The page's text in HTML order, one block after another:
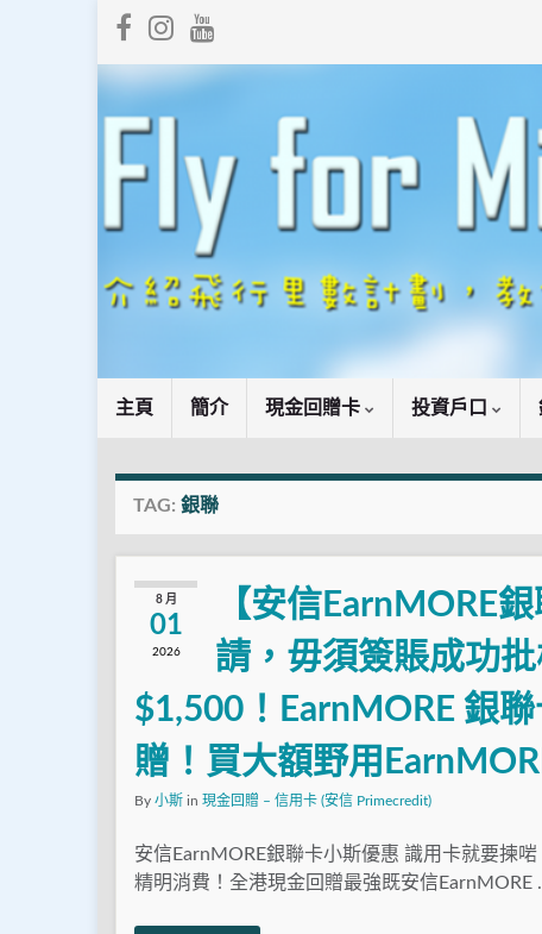
主頁 簡介 現金回贈卡 投資戶口
TAG: 銀聯
8 月
01
2026
【安信EarnMORE
請，毋須簽賬成功
$1,500！EarnMORE 銀
贈！買大額野用
By 小斯 in 現金回贈 – 信用卡 (安信 Primecredit)
安信EarnMORE銀聯卡小斯優惠 識用卡就要揀
精明消費！全港現金回贈最強既安信EarnMORE